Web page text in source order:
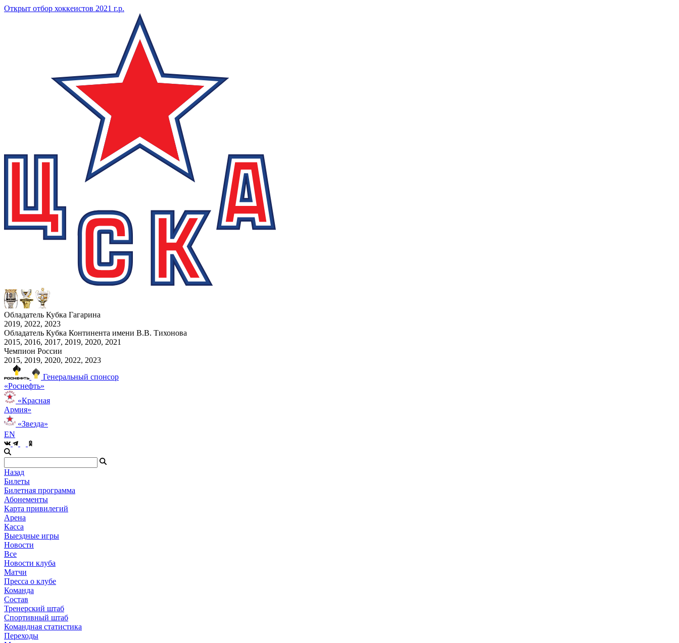
Открыт отбор хоккеистов 2021 г.р.
Обладатель Кубка Гагарина
2019, 2022, 2023
Обладатель Кубка Континента имени В.В. Тихонова
2015, 2016, 2017, 2019, 2020, 2021
Чемпион России
2015, 2019, 2020, 2022, 2023
Генеральный спонсор
«Роснефть»
«Красная
Армия»
«Звезда»
EN
Назад
Билеты
Билетная программа
Абонементы
Карта привилегий
Арена
Касса
Выездные игры
Новости
Все
Новости клуба
Матчи
Пресса о клубе
Команда
Состав
Тренерский штаб
Спортивный штаб
Командная статистика
Переходы